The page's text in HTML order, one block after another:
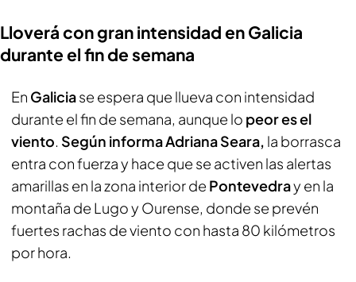
Lloverá con gran intensidad en Galicia
durante el fin de semana
En Galiciase espera que llueva con intensidad
durante el fin de semana, aunque lo peor es el
viento. Según informa Adriana Seara, la borrasca
entra con fuerza y hace que se activen las alertas
amarillas en la zona interior de Pontevedray en la
montaña de Lugo y Ourense, donde se prevén
fuertes rachas de viento con hasta 80 kilómetros
por hora.